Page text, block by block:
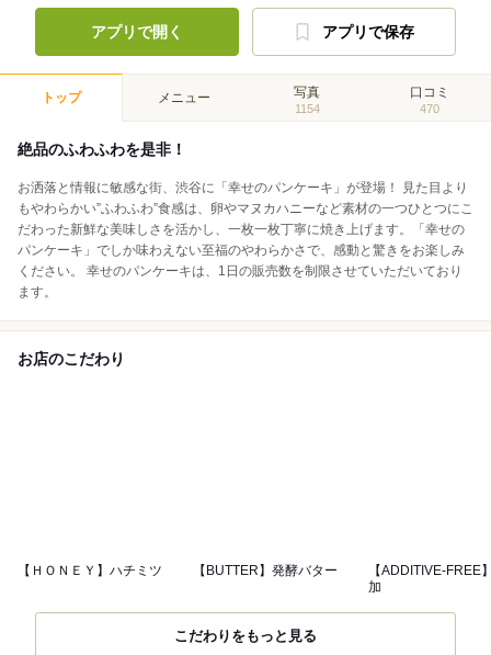
アプリで開く アプリで保存
トップ メニュー 写真
1154
口コミ
470
絶品のふわふわを是非！
お洒落と情報に敏感な街、渋谷に「幸せのパンケーキ」が登場！ 見た目より
もやわらかい”ふわふわ”食感は、卵やマヌカハニーなど素材の一つひとつにこ
だわった新鮮な美味しさを活かし、一枚一枚丁寧に焼き上げます。「幸せの
パンケーキ」でしか味わえない至福のやわらかさで、感動と驚きをお楽しみ
ください。 幸せのパンケーキは、1日の販売数を制限させていただいており
ます。
お店のこだわり
【ＨＯＮＥＹ】ハチミツ 【BUTTER】発酵バター
【ADDITIVE-FREE
加
こだわりをもっと見る